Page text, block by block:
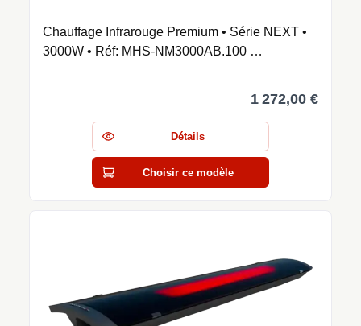
Chauffage Infrarouge Premium • Série NEXT •
3000W • Réf: MHS-NM3000AB.100 …
1 272,00 €
Détails
Choisir ce modèle